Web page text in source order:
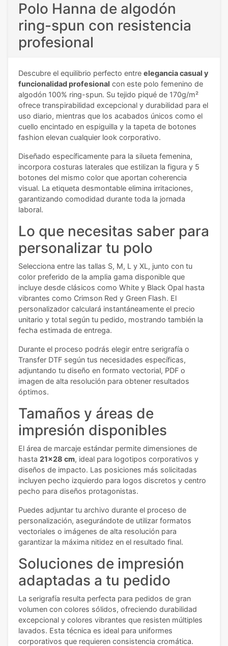
Polo Hanna de algodón
ring-spun con resistencia
profesional
Descubre el equilibrio perfecto entre elegancia casual y
funcionalidad profesional con este polo femenino de
algodón 100% ring-spun. Su tejido piqué de 170g/m²
ofrece transpirabilidad excepcional y durabilidad para el
uso diario, mientras que los acabados únicos como el
cuello encintado en espiguilla y la tapeta de botones
fashion elevan cualquier look corporativo.
Diseñado específicamente para la silueta femenina,
incorpora costuras laterales que estilizan la figura y 5
botones del mismo color que aportan coherencia
visual. La etiqueta desmontable elimina irritaciones,
garantizando comodidad durante toda la jornada
laboral.
Lo que necesitas saber para
personalizar tu polo
Selecciona entre las tallas S, M, L y XL, junto con tu
color preferido de la amplia gama disponible que
incluye desde clásicos como White y Black Opal hasta
vibrantes como Crimson Red y Green Flash. El
personalizador calculará instantáneamente el precio
unitario y total según tu pedido, mostrando también la
fecha estimada de entrega.
Durante el proceso podrás elegir entre serigrafía o
Transfer DTF según tus necesidades específicas,
adjuntando tu diseño en formato vectorial, PDF o
imagen de alta resolución para obtener resultados
óptimos.
Tamaños y áreas de
impresión disponibles
El área de marcaje estándar permite dimensiones de
hasta 21x28 cm, ideal para logotipos corporativos y
diseños de impacto. Las posiciones más solicitadas
incluyen pecho izquierdo para logos discretos y centro
pecho para diseños protagonistas.
Puedes adjuntar tu archivo durante el proceso de
personalización, asegurándote de utilizar formatos
vectoriales o imágenes de alta resolución para
garantizar la máxima nitidez en el resultado final.
Soluciones de impresión
adaptadas a tu pedido
La serigrafía resulta perfecta para pedidos de gran
volumen con colores sólidos, ofreciendo durabilidad
excepcional y colores vibrantes que resisten múltiples
lavados. Esta técnica es ideal para uniformes
corporativos que requieren consistencia cromática.